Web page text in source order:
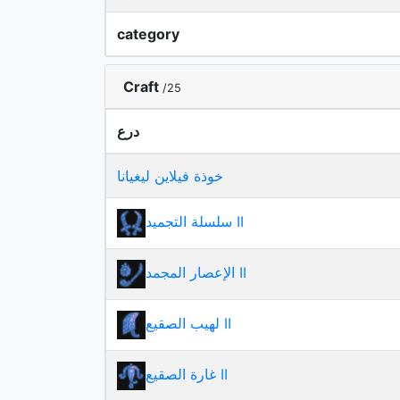
category
Craft /25
درع
خوذة فيلاين ليغيانا
سلسلة التجميد II
الإعصار المجمد II
لهيب الصقيع II
غارة الصقيع II